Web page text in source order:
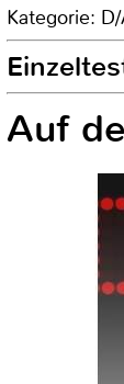
Kategorie:
Auf